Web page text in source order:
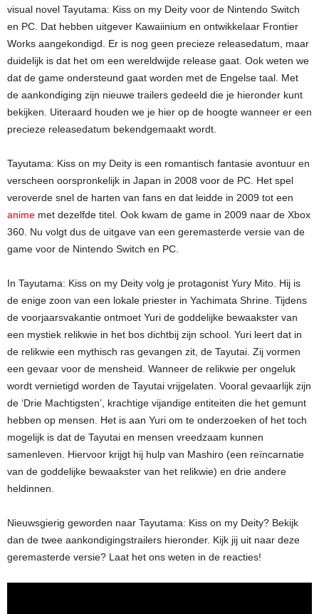
visual novel Tayutama: Kiss on my Deity voor de Nintendo Switch
en PC. Dat hebben uitgever Kawaiinium en ontwikkelaar Frontier
Works aangekondigd. Er is nog geen precieze releasedatum, maar
duidelijk is dat het om een wereldwijde release gaat. Ook weten we
dat de game ondersteund gaat worden met de Engelse taal. Met
de aankondiging zijn nieuwe trailers gedeeld die je hieronder kunt
bekijken. Uiteraard houden we je hier op de hoogte wanneer er een
precieze releasedatum bekendgemaakt wordt.
Tayutama: Kiss on my Deity is een romantisch fantasie avontuur en
verscheen oorspronkelijk in Japan in 2008 voor de PC. Het spel
veroverde snel de harten van fans en dat leidde in 2009 tot een
anime met dezelfde titel. Ook kwam de game in 2009 naar de Xbox
360. Nu volgt dus de uitgave van een geremasterde versie van de
game voor de Nintendo Switch en PC.
In Tayutama: Kiss on my Deity volg je protagonist Yury Mito. Hij is
de enige zoon van een lokale priester in Yachimata Shrine. Tijdens
de voorjaarsvakantie ontmoet Yuri de goddelijke bewaakster van
een mystiek relikwie in het bos dichtbij zijn school. Yuri leert dat in
de relikwie een mythisch ras gevangen zit, de Tayutai. Zij vormen
een gevaar voor de mensheid. Wanneer de relikwie per ongeluk
wordt vernietigd worden de Tayutai vrijgelaten. Vooral gevaarlijk zijn
de ‘Drie Machtigsten’, krachtige vijandige entiteiten die het gemunt
hebben op mensen. Het is aan Yuri om te onderzoeken of het toch
mogelijk is dat de Tayutai en mensen vreedzaam kunnen
samenleven. Hiervoor krijgt hij hulp van Mashiro (een reïncarnatie
van de goddelijke bewaakster van het relikwie) en drie andere
heldinnen.
Nieuwsgierig geworden naar Tayutama: Kiss on my Deity? Bekijk
dan de twee aankondigingstrailers hieronder. Kijk jij uit naar deze
geremasterde versie? Laat het ons weten in de reacties!